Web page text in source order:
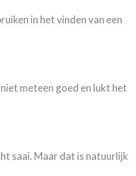
in het vinden van een
meteen goed en lukt het
saai. Maar dat is natuurlijk